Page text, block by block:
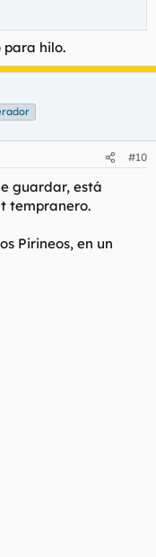
para hilo.
#10
guardar, está
tempranero.
Pirineos, en un